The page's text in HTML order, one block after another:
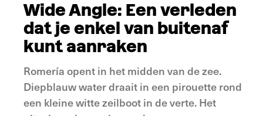
Wide Angle: Een verleden
dat je enkel van buitenaf
kunt aanraken
Romería opent in het midden van de zee.
Diepblauw water draait in een pirouette rond
een kleine witte zeilboot in de verte. Het